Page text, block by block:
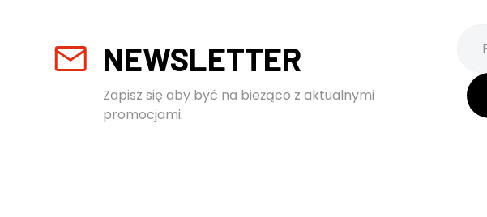
NEWSLETTER
Zapisz się aby być na bieżąco z aktualnymi
promocjami.